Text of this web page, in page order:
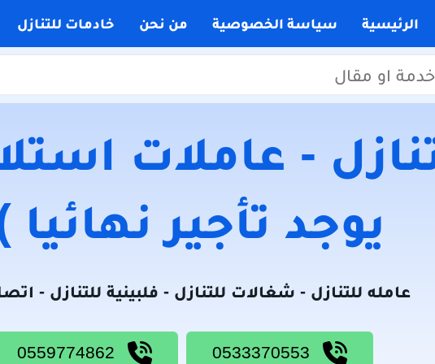
الرئيسية سياسة الخصوصية من نحن خادمات للتنازل
- عاملات
يوجد تأجير نهائيا
عامله للتنازل - شغالات للتنازل - فلبينية للتنازل -